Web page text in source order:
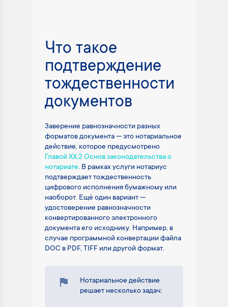
Что такое
подтверждение
тождественности
документов
Заверение равнозначности разных
форматов документа — это нотариальное
действие, которое предусмотрено
Главой XX.2 Основ законодательства о
нотариате. В рамках услуги нотариус
подтверждает тождественность
цифрового исполнения бумажному или
наоборот. Ещё один вариант —
удостоверение равнозначности
конвертированного электронного
документа его исходнику. Например, в
случае программной конвертации файла
DOC в PDF, TIFF или другой формат.
Нотариальное действие
решает несколько задач: